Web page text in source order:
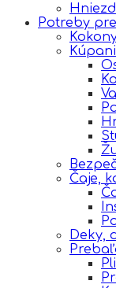
Potreby
Čaje,
Deky,